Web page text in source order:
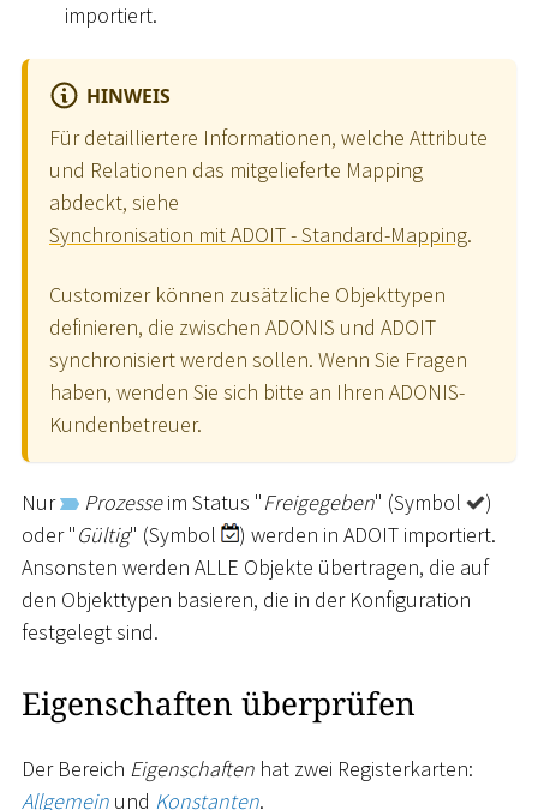
importiert.
HINWEIS
Für detailliertere Informationen, welche Attribute
und Relationen das mitgelieferte Mapping
abdeckt, siehe
Synchronisation mit ADOIT - Standard-Mapping.
Customizer können zusätzliche Objekttypen
definieren, die zwischen ADONIS und ADOIT
synchronisiert werden sollen. Wenn Sie Fragen
haben, wenden Sie sich bitte an Ihren ADONIS-
Kundenbetreuer.
Nur Prozesseim Status "Freigegeben" (Symbol
)
oder "Gültig" (Symbol
) werden in ADOIT importiert.
Ansonsten werden ALLE Objekte übertragen, die auf
den Objekttypen basieren, die in der Konfiguration
festgelegt sind.
Eigenschaften überprüfen
Der Bereich Eigenschaften hat zwei Registerkarten:
Allgemein und Konstanten.